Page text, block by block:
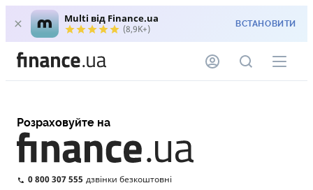
Multi від Finance.ua
(8,9K+) ВСТАНОВИТИ
Розраховуйте на
0 800 307 555 дзвінки безкоштовні